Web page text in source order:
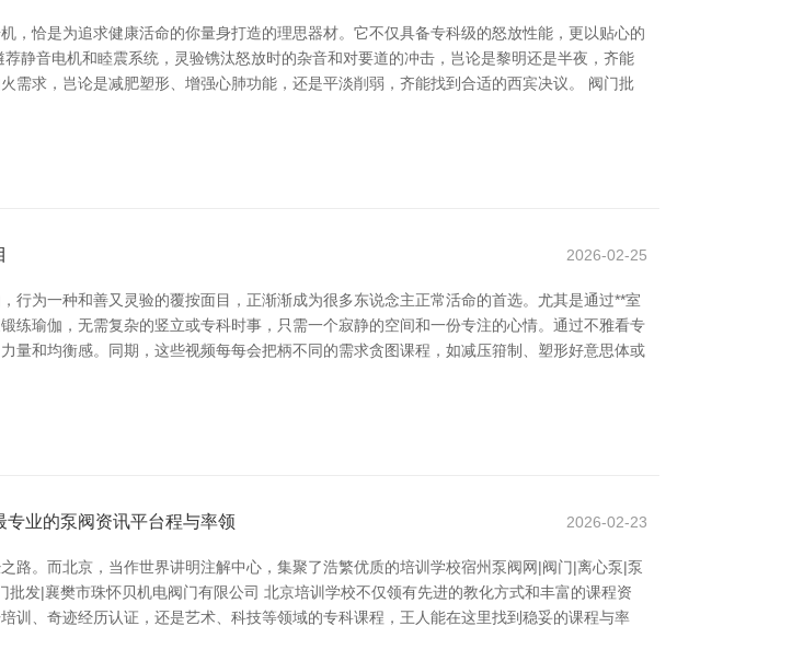
恰是为追求健康活命的你量身打造的理思器材。它不仅具备专科级的怒放性能，更以贴心的
静音电机和睦震系统，灵验镌汰怒放时的杂音和对要道的冲击，岂论是黎明还是半夜，齐能
需求，岂论是减肥塑形、增强心肺功能，还是平淡削弱，齐能找到合适的西宾决议。 阀门批
2026-02-25
为一种和善又灵验的覆按面目，正渐渐成为很多东说念主正常活命的首选。尤其是通过**室
练瑜伽，无需复杂的竖立或专科时事，只需一个寂静的空间和一份专注的心情。通过不雅看专
量和均衡感。同期，这些视频每每会把柄不同的需求贪图课程，如减压箝制、塑形好意思体或
业的泵阀资讯平台程与率领 2026-02-23
路。而北京，当作世界讲明注解中心，集聚了浩繁优质的培训学校宿州泵阀网|阀门|离心泵|泵
发|襄樊市珠怀贝机电阀门有限公司 北京培训学校不仅领有先进的教化方式和丰富的课程资
训、奇迹经历认证，还是艺术、科技等领域的专科课程，王人能在这里找到稳妥的课程与率